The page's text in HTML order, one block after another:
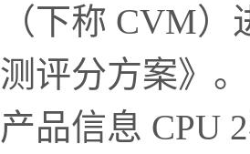
（下称 CVM
测评分方案》
产品信息 CPU